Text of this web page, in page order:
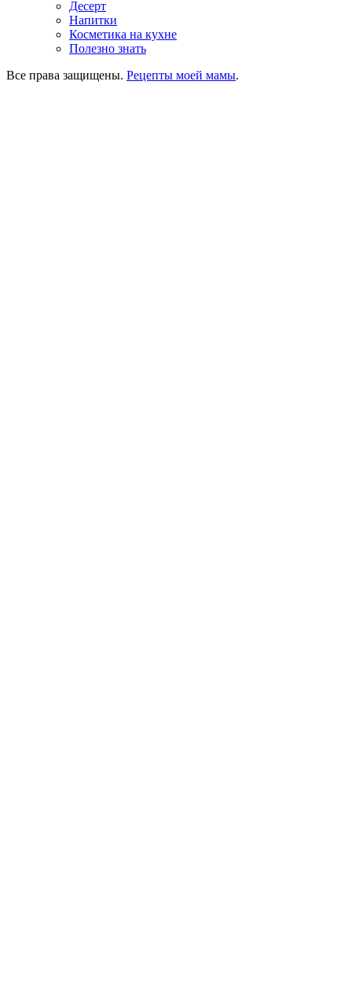
Десерт
Напитки
Косметика на кухне
Полезно знать
Все права защищены. Рецепты моей мамы.